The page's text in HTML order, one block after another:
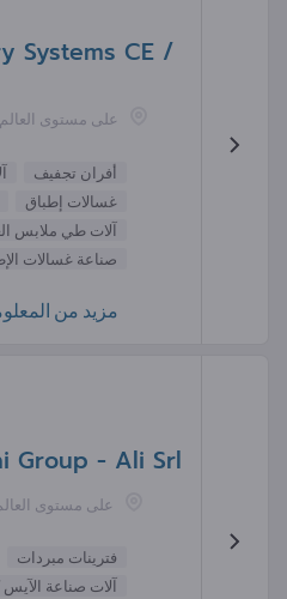
Systems CE /
على مستوى العالم
أفران تجفيف
غسالات إطباق
آلات طي ملابس
صناعة غسالات
مزيد من
Group - Ali Srl
على مستوى
فترينات مبردات
آلات صناعة الآيس